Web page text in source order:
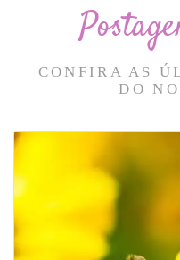
CONFIRA AS
DO